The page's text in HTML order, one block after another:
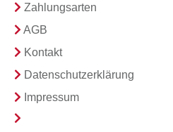
Zahlungsarten
AGB
Kontakt
Datenschutzerklärung
Impressum